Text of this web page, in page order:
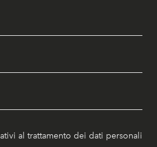
al trattamento dei dati personali